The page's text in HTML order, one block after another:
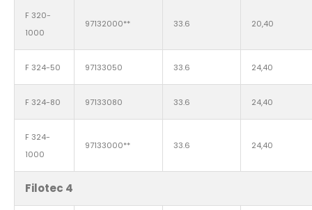
F 320-
1000
97132000** 33.6 20,40
F 324-50 97133050 33.6 24,40
F 324-80 97133080 33.6 24,40
F 324-
1000
97133000** 33.6 24,40
Filotec 4